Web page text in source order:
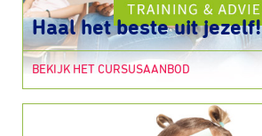
Haal het beste uit jezelf!
BEKIJK HET CURSUSAANBOD